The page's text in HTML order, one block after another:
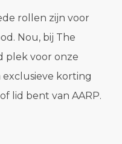
rollen zijn voor
Nou, bij The
plek voor onze
korting
lid bent van AARP.